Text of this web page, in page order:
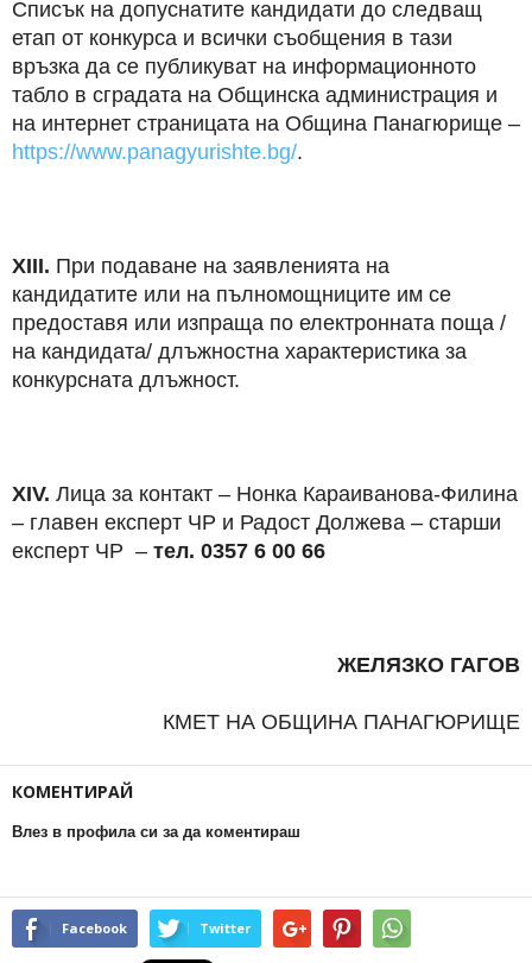
Списък на допуснатите кандидати до следващ
етап от конкурса и всички съобщения в тази
връзка да се публикуват на информационното
табло в сградата на Общинска администрация и
на интернет страницата на Община Панагюрище –
https://www.panagyurishte.bg/.
XIII. При подаване на заявленията на
кандидатите или на пълномощниците им се
предоставя или изпраща по електронната поща /
на кандидата/ длъжностна характеристика за
конкурсната длъжност.
XIV. Лица за контакт – Нонка Караиванова-Филина
– главен експерт ЧР и Радост Должева – старши
експерт ЧР – тел. 0357 6 00 66
ЖЕЛЯЗКО ГАГОВ
КМЕТ НА ОБЩИНА ПАНАГЮРИЩЕ
КОМЕНТИРАЙ
Влез в профила си за да коментираш
Facebook Twitter